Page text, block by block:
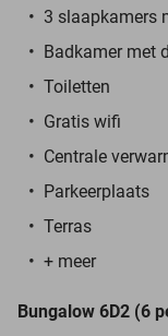
3 slaapkamers
Badkamer met
Toiletten
Gratis wifi
Centrale
Parkeerplaats
Terras
+ meer
Bungalow 6D2 (6